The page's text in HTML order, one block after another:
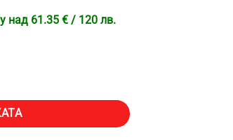
над 61.35 € / 120 лв.
VEVOR YKF-618, Цилиндър 4.5 литра,